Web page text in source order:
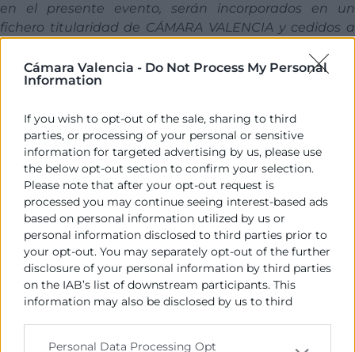
Cámara Valencia - Do Not Process My Personal
Information
If you wish to opt-out of the sale, sharing to third
parties, or processing of your personal or sensitive
information for targeted advertising by us, please use
the below opt-out section to confirm your selection.
Please note that after your opt-out request is
processed you may continue seeing interest-based ads
based on personal information utilized by us or
personal information disclosed to third parties prior to
your opt-out. You may separately opt-out of the further
disclosure of your personal information by third parties
on the IAB’s list of downstream participants. This
information may also be disclosed by us to third
Personal Data Processing Opt
en el presente evento, serán incorporados en un
fichero titularidad de CÁMARA VALENCIA y cedidos a
Programa
16:00
Bienvenida
Sra. Dª. Mª Amparo Pla,
Gestora Área Internacional, Cámara Valencia
Sra. Dª. Amparo Barberán,
Gestora Área Internacional, Cámara Valencia